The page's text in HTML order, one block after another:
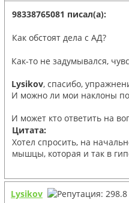
98338765081 писал(а):
Как обстоят дела с АД?
Как-то не задумывался,
Lysikov, спасибо,
И можно ли мои наклоны
И может кто ответить на
Цитата:
Хотел спросить, на
мышцы, которая и так в
Lysikov